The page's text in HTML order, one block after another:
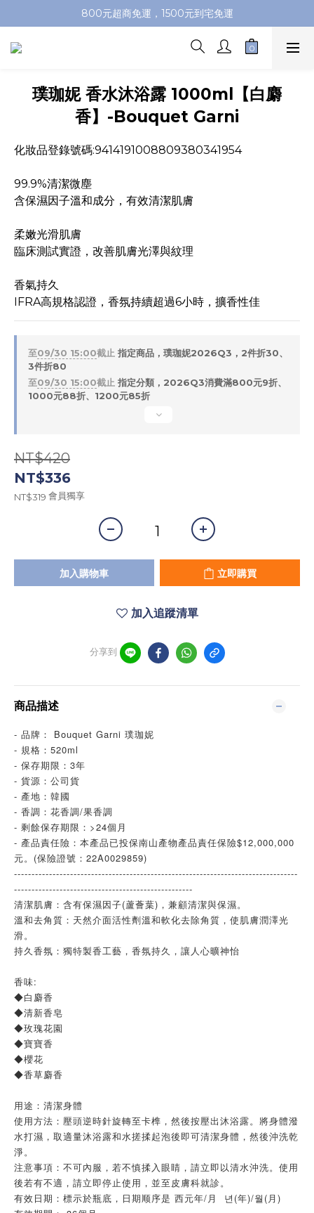
加入會員即送100元購物金，推薦好友，再送購物金
800元超商免運，1500元到宅免運
加入會員即送100元購物金，推薦好友，再送購物金
璞珈妮 香水沐浴露 1000ml【白麝
香】-Bouquet Garni
化妝品登錄號碼:9414191008809380341954
99.9%清潔微塵
含保濕因子溫和成分，有效清潔肌膚
柔嫩光滑肌膚
臨床測試實證，改善肌膚光澤與紋理
香氣持久
IFRA高規格認證，香氛持續超過6小時，擴香性佳
至09/30 15:00截止 指定商品，璞珈妮2026Q3，2件折30、
3件折80
至09/30 15:00截止 指定分類，2026Q3消費滿800元9折、
1000元88折、1200元85折
NT$420
NT$336
NT$319 會員獨享
加入購物車 立即購買
加入追蹤清單
分享到
商品描述
- 品牌： Bouquet Garni 璞珈妮
- 規格：520ml
- 保存期限：3年
- 貨源：公司貨
- 產地：韓國
- 香調：花香調/果香調
- 剩餘保存期限：>24個月
- 產品責任險：本產品已投保南山產物產品責任保險$12,000,000
元。(保險證號：22A0029859)
---------------------------------------------------------------------------------
---------------------------------------------------
清潔肌膚：含有保濕因子(蘆薈葉)，兼顧清潔與保濕。
溫和去角質：天然介面活性劑溫和軟化去除角質，使肌膚潤澤光
滑。
持久香氛：獨特製香工藝，香氛持久，讓人心曠神怡
香味:
◆白麝香
◆清新香皂
◆玫瑰花園
◆寶寶香
◆櫻花
◆香草麝香
用途：清潔身體
使用方法：壓頭逆時針旋轉至卡榫，然後按壓出沐浴露。將身體潑
水打濕，取適量沐浴露和水搓揉起泡後即可清潔身體，然後沖洗乾
淨。
注意事項：不可內服，若不慎揉入眼睛，請立即以清水沖洗。使用
後若有不適，請立即停止使用，並至皮膚科就診。
有效日期：標示於瓶底，日期顺序是 西元年/月 년(年)/월(月)